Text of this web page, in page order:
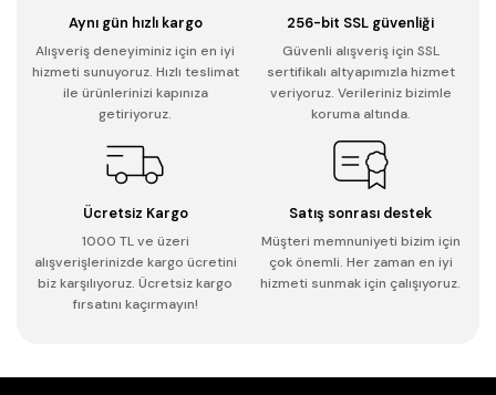
Aynı gün hızlı kargo
Alışveriş deneyiminiz için en iyi
hizmeti sunuyoruz. Hızlı teslimat
ile ürünlerinizi kapınıza
getiriyoruz.
256-bit SSL güvenliği
Güvenli alışveriş için SSL
sertifikalı altyapımızla hizmet
veriyoruz. Verileriniz bizimle
koruma altında.
Ücretsiz Kargo
1000 TL ve üzeri
alışverişlerinizde kargo ücretini
biz karşılıyoruz. Ücretsiz kargo
fırsatını kaçırmayın!
Satış sonrası destek
Müşteri memnuniyeti bizim için
çok önemli. Her zaman en iyi
hizmeti sunmak için çalışıyoruz.